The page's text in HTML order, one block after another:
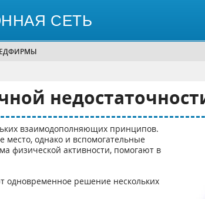
СЕТЬ
взаимодополняющих принципов.
место, однако и вспомогательные
физической активности, помогают в
одновременное решение нескольких